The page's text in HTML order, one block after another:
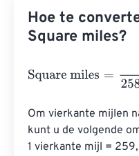
Hoe te
Square miles?
Square miles
Om vierkante mijlen
kunt u de volgende
1 vierkante mijl =